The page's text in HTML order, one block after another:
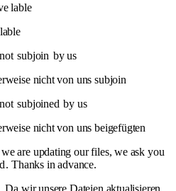
lable
subjoin by us
nicht von uns subjoin
subjoined by us
nicht von uns beigefügten
are updating our files, we ask you
. Thanks in advance.
Da wir unsere Dateien aktualisieren,